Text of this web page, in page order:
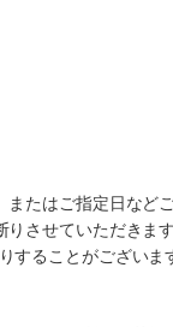
たはご指定日など
させていただきま
ることがございま